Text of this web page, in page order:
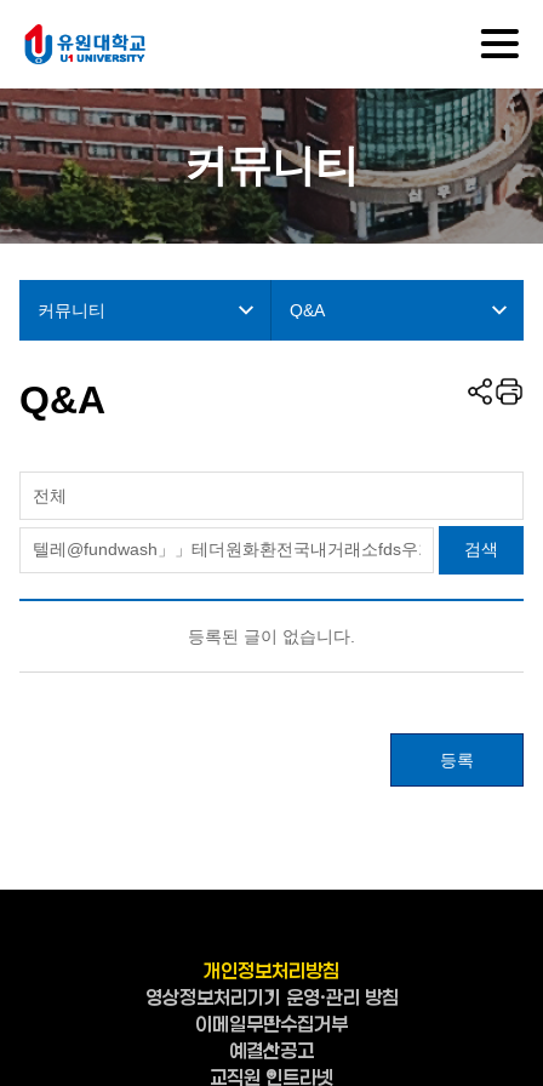
커뮤니티
커뮤니티 Q&A
Q&A
전체
검색
등록된 글이 없습니다.
등록
개인정보처리방침
영상정보처리기기 운영·관리 방침
이메일무단수집거부
예결산공고
교직원 인트라넷